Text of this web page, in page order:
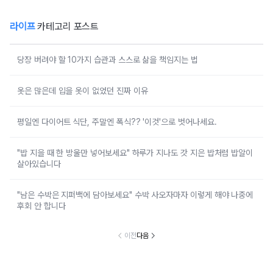
라이프카테고리 포스트
당장 버려야 할 10가지 습관과 스스로 삶을 책임지는 법
옷은 많은데 입을 옷이 없었던 진짜 이유
평일엔 다이어트 식단, 주말엔 폭식?? '이것'으로 벗어나세요.
"밥 지을 때 한 방울만 넣어보세요" 하루가 지나도 갓 지은 밥처럼 밥알이
살아있습니다
"남은 수박은 지퍼백에 담아보세요" 수박 사오자마자 이렇게 해야 나중에
후회 안 합니다
이전다음